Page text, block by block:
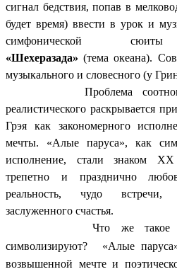
сигнал бедствия, попав в
будет время) ввести в урок и
симфонической сюиты
«Шехеразада» (тема океана).
музыкального и словесного (у
Проблема
реалистического раскрывается
Грэя как закономерного
мечты. «Алые паруса», как
исполнение, стали знаком
трепетно и празднично
реальность, чудо встречи,
заслуженного счастья.
Что же такое алые
символизируют?
«Алые
возвышенной мечте и